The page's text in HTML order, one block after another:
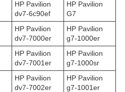
HP Pavilion
dv7-6c90ef
HP Pavilion
G7
HP Pavilion
dv7-7000er
HP Pavilion
g7-1000er
HP Pavilion
dv7-7001er
HP Pavilion
g7-1000sr
HP Pavilion
dv7-7002er
HP Pavilion
g7-1001er